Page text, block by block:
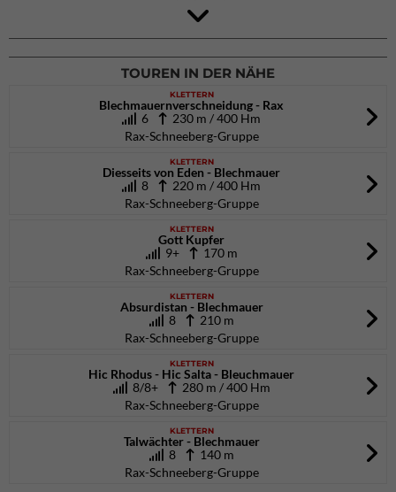
4Blocs KIDS 2026
DAV Kletter- & Boulderzentrum München Süd (Thalkirchen)
26.09.2026
TOUREN IN DER NÄHE
KLETTERN
Blechmauernverschneidung - Rax
6
230 m / 400 Hm
Rax-Schneeberg-Gruppe
KLETTERN
Diesseits von Eden - Blechmauer
8
220 m / 400 Hm
Rax-Schneeberg-Gruppe
KLETTERN
Gott Kupfer
9+ 170 m
Rax-Schneeberg-Gruppe
KLETTERN
Absurdistan - Blechmauer
8 210 m
Rax-Schneeberg-Gruppe
KLETTERN
Hic Rhodus - Hic Salta - Bleuchmauer
8/8+ 280 m / 400 Hm
Rax-Schneeberg-Gruppe
KLETTERN
Talwächter - Blechmauer
8 140 m
Rax-Schneeberg-Gruppe